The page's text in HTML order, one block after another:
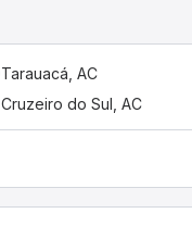
Tarauacá, AC
Cruzeiro do Sul, AC